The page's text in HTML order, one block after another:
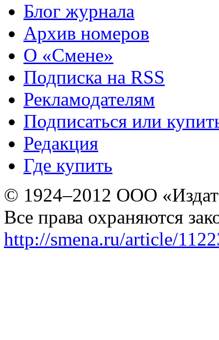
Блог журнала
Архив номеров
О «Смене»
Подписка на RSS
Рекламодателям
Подписаться или
Редакция
Где купить
© 1924–2012 ООО
Все права охраняются
http://smena.ru/article/